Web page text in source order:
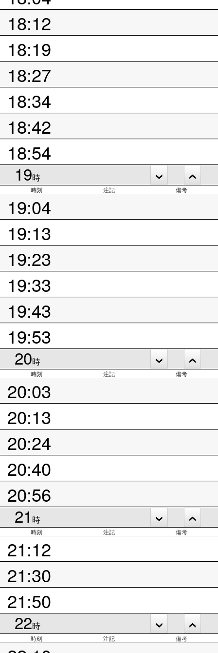
18:12
18:19
18:27
18:34
18:42
18:54
19時
時刻 注記 備考
19:04
19:13
19:23
19:33
19:43
19:53
20時
時刻 注記 備考
20:03
20:13
20:24
20:40
20:56
21 時
時刻 注記 備考
21:12
21:30
21:50
22時
時刻 注記 備考